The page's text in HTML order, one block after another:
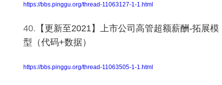
https://bbs.pinggu.org/thread-11063127-1-1.html
40. 【更新至2021】上市公司高管超额薪酬-拓展模
型（代码+数据）
https://bbs.pinggu.org/thread-11063505-1-1.html